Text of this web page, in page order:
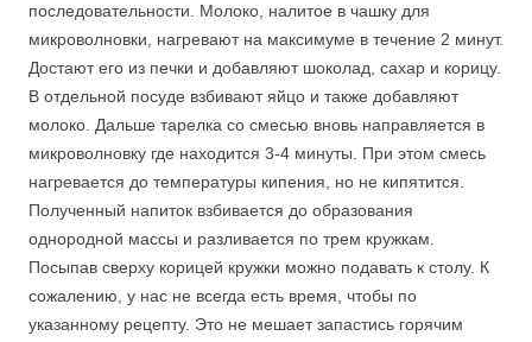
последовательности. Молоко, налитое в чашку для
микроволновки, нагревают на максимуме в течение 2 минут.
Достают его из печки и добавляют шоколад, сахар и корицу.
В отдельной посуде взбивают яйцо и также добавляют
молоко. Дальше тарелка со смесью вновь направляется в
микроволновку где находится 3-4 минуты. При этом смесь
нагревается до температуры кипения, но не кипятится.
Полученный напиток взбивается до образования
однородной массы и разливается по трем кружкам.
Посыпав сверху корицей кружки можно подавать к столу. К
сожалению, у нас не всегда есть время, чтобы по
указанному рецепту. Это не мешает запастись горячим